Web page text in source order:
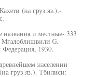
(на груз.яз.).-
и местные- 333
Мгалоблишвили G.
1930.
населении
груз.яз.). Тбилиси: